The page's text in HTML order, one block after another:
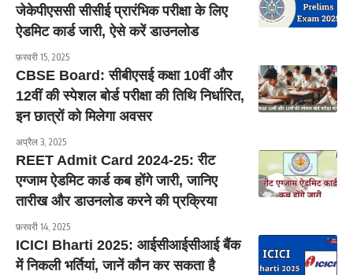
जेकेपीएससी सीसीई प्रारंभिक परीक्षा के लिए
ऐडमिट कार्ड जारी, ऐसे करें डाउनलोड
फ़रवरी 15, 2025
CBSE Board: सीबीएसई कक्षा 10वीं और
12वीं की स्पेशल बोर्ड परीक्षा की तिथि निर्धारित,
इन छात्रों को मिलेगा अवसर
अप्रैल 3, 2025
REET Admit Card 2024-25: रीट
एग्जाम ऐडमिट कार्ड कब होंगे जारी, जानिए
तारीख और डाउनलोड करने की प्रक्रिया
फ़रवरी 14, 2025
ICICI Bharti 2025: आईसीआईसीआई बैंक
में निकली भर्तियां, जानें कौन कर सकता है